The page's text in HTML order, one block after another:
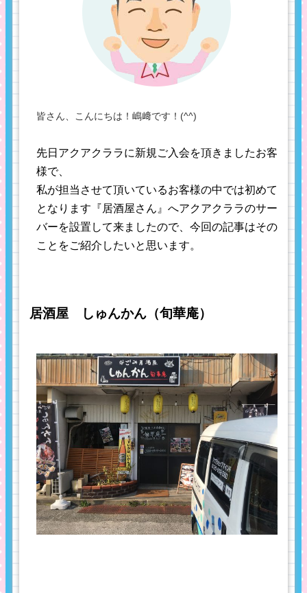
皆さん、こんにちは！嶋﨑です！(^^)
先日アクアクララに新規ご入会を頂きましたお客
様で、
私が担当させて頂いているお客様の中では初めて
となります『居酒屋さん』へアクアクララのサー
バーを設置して来ましたので、今回の記事はその
ことをご紹介したいと思います。
居酒屋 しゅんかん（旬華庵）